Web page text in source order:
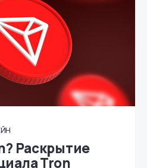
Раскрытие
Tron